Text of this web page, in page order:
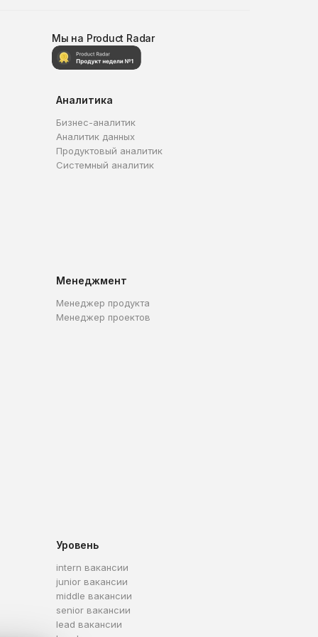
Мы на Product Radar
Аналитика
Бизнес-аналитик
Аналитик данных
Продуктовый аналитик
Системный аналитик
Менеджмент
Менеджер продукта
Менеджер проектов
Уровень
intern вакансии
junior вакансии
middle вакансии
senior вакансии
lead вакансии